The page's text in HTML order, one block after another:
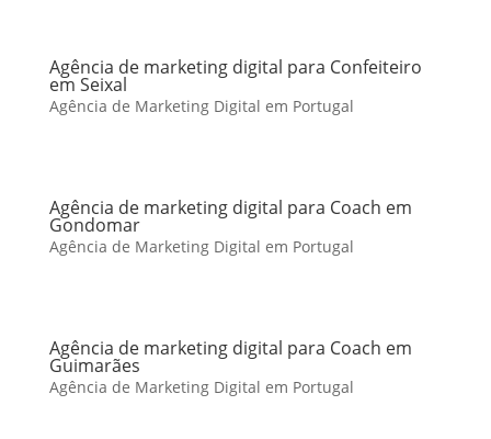
Agência de marketing digital para Confeiteiro
em Seixal
Agência de Marketing Digital em Portugal
Agência de marketing digital para Coach em
Gondomar
Agência de Marketing Digital em Portugal
Agência de marketing digital para Coach em
Guimarães
Agência de Marketing Digital em Portugal